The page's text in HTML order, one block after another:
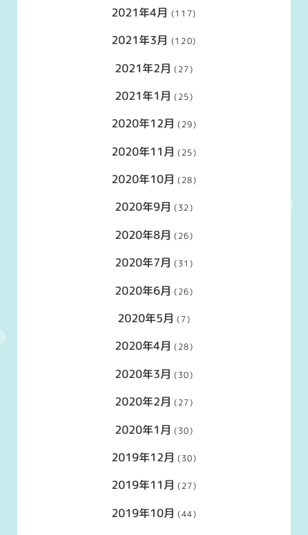
2021年4月 (117)
2021年3月 (120)
2021年2月 (27)
2021年1月 (25)
2020年12月 (29)
2020年11月 (25)
2020年10月 (28)
2020年9月 (32)
2020年8月 (26)
2020年7月 (31)
2020年6月 (26)
2020年5月 (7)
2020年4月 (28)
2020年3月 (30)
2020年2月 (27)
2020年1月 (30)
2019年12月 (30)
2019年11月 (27)
2019年10月 (44)